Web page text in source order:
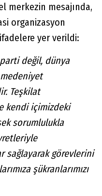
merkezin mesajında,
organizasyon
yer verildi:
değil, dünya
Teşkilat
kendi içimizdeki
sorumlulukla
sağlayarak görevlerini
şükranlarımızı